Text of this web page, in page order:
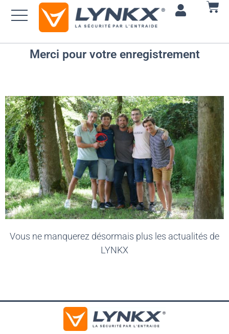
Merci pour votre enregistrement
Vous ne manquerez désormais plus les actualités de
LYNKX